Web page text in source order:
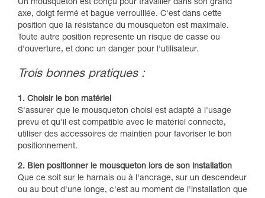
Un mousqueton est conçu pour travailler dans son grand
axe, doigt fermé et bague verrouillée. C'est dans cette
position que la résistance du mousqueton est maximale.
Toute autre position représente un risque de casse ou
d'ouverture, et donc un danger pour l'utilisateur.
Trois bonnes pratiques :
1. Choisir le bon matériel
S'assurer que le mousqueton choisi est adapté à l'usage
prévu et qu'il est compatible avec le matériel connecté,
utiliser des accessoires de maintien pour favoriser le bon
positionnement.
2. Bien positionner le mousqueton lors de son installation
Que ce soit sur le harnais ou à l'ancrage, sur un descendeur
ou au bout d'une longe, c'est au moment de l'installation que